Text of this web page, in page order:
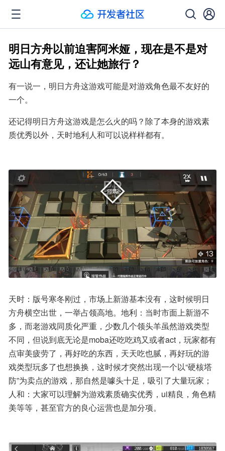
明日方舟以前迫害阿米娅，现在是不是对
远山有意见，还让她旅行？
有一说一，明日方舟这游戏可能是对游戏角色最不友好的
一个。
还记得明日方舟这游戏是怎么火的吗？除了本身的游戏素
质优秀以外，天时地利人和可以说样样都有。
天时：版号寒冬刚过，市场上新游基本没有，这时候明日
方舟横空出世，一举占领高地。地利：当时市面上新游不
多，而老游戏同质化严重，少数几个领头羊虽然游戏类型
不同，但说到底无论是moba还吃吃鸡又或者act，玩家都有
点审美疲劳了，再好吃的东西，天天吃也腻，再好玩的游
戏类型玩多了也想换换，这时候才突然出现一个以“硬核塔
防”为卖点的游戏，那自然是噱头十足，吸引了大量玩家；
人和：大家可以理解为游戏素质确实优秀，ui精良，角色精
美等等，甚至官方的良心运营也是加分项。